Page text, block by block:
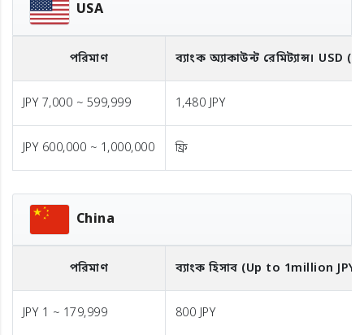
USA
পরিমাণ ব্যাংক অ্যাকাউন্ট রেমিট্যান্স। USD
JPY 7,000 ~ 599,999 1,480 JPY
JPY 600,000 ~ 1,000,000 ফ্রি
China
পরিমাণ ব্যাংক হিসাব (Up to 1million JPY)
JPY 1 ~ 179,999 800 JPY